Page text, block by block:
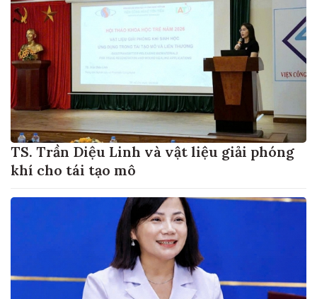
TS. Trần Diệu Linh và vật liệu giải phóng
khí cho tái tạo mô